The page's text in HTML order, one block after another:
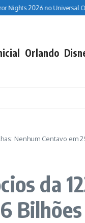
2026 no Universal
Orlando
Nenhum Centavo em
da
Bilhões